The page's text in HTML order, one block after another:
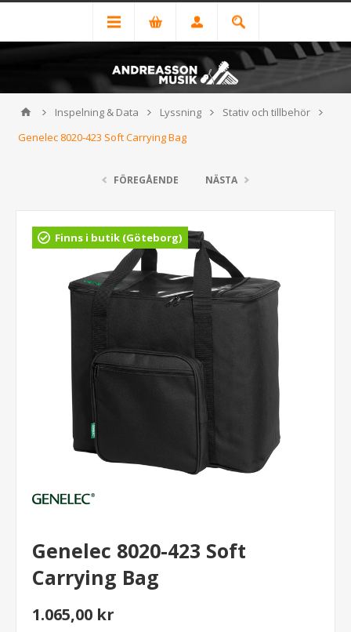
Inspelning & Data Lyssning
Stativ och tillbehör
Genelec 8020-423 Soft Carrying Bag
FÖREGÅENDE NÄSTA
Finns i butik (Göteborg)
Genelec 8020-423 Soft
Carrying Bag
1.065,00 kr